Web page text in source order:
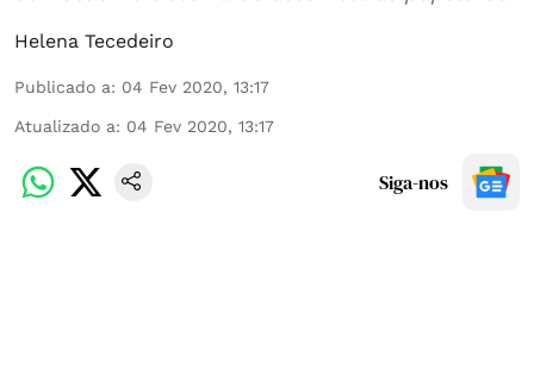
Helena Tecedeiro
Publicado a: 04 Fev 2020, 13:17
Atualizado a: 04 Fev 2020, 13:17
Siga-nos